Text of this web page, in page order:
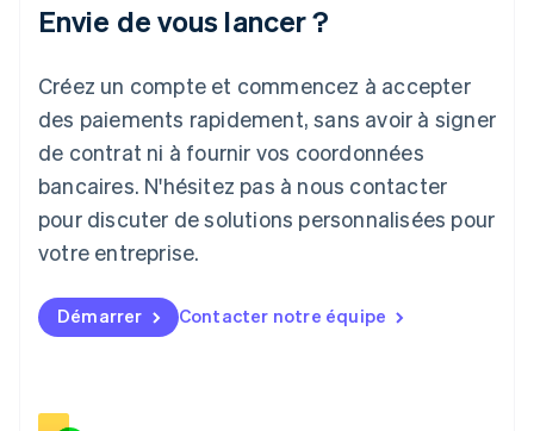
Envie de vous lancer ?
Créez un compte et commencez à accepter
des paiements rapidement, sans avoir à signer
de contrat ni à fournir vos coordonnées
bancaires. N'hésitez pas à nous contacter
pour discuter de solutions personnalisées pour
votre entreprise.
Démarrer Contacter notre équipe
Japon
Lettonie
English
Liechtenstein
DeutschEnglish
Lituanie
Luxembourg
FrançaisDeutschEnglish
English简体中文
Malte